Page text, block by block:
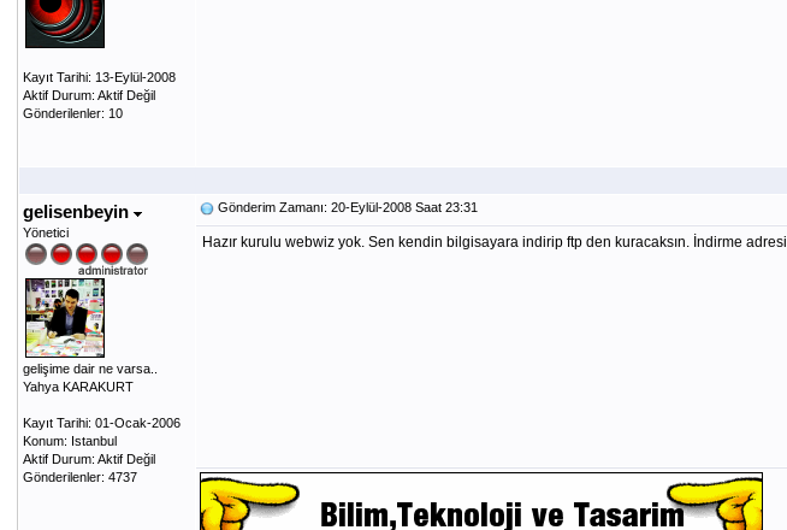
Kayıt Tarihi: 13-Eylül-2008
Aktif Durum: Aktif Değil
Gönderilenler: 10
gelisenbeyin
Yönetici
gelişime dair ne varsa..
Yahya KARAKURT
Kayıt Tarihi: 01-Ocak-2006
Konum: Istanbul
Aktif Durum: Aktif Değil
Gönderilenler: 4737
Gönderim Zamanı: 20-Eylül-2008 Saat 23:31
Hazır kurulu webwiz yok. Sen kendin bilgisayara indirip ftp den kuracaksın. İndirme adresi